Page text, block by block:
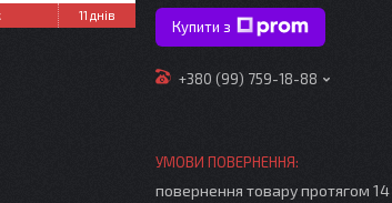
11 днів
Купити з
+380 (99) 759-18-88
повернення товару протягом 14